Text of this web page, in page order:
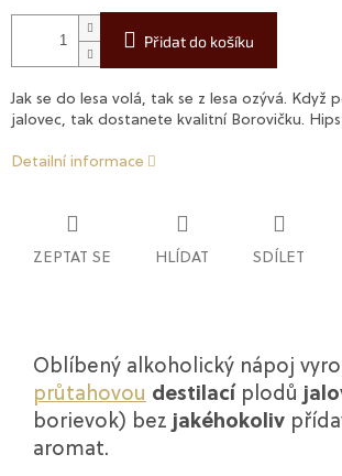
Přidat do košíku
Jak se do lesa volá, tak se z lesa ozývá. Když
jalovec, tak dostanete kvalitní Borovičku.
Detailní informace
ZEPTAT SE HLÍDAT SDÍLET
Oblíbený alkoholický nápoj
průtahovou destilací plodů
borievok) bez jakéhokoliv
aromat.